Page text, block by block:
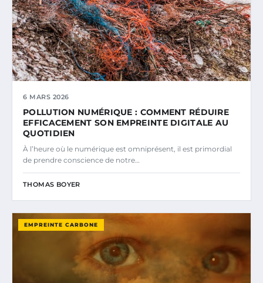
6 MARS 2026
POLLUTION NUMÉRIQUE : COMMENT RÉDUIRE
EFFICACEMENT SON EMPREINTE DIGITALE AU
QUOTIDIEN
À l’heure où le numérique est omniprésent, il est primordial
de prendre conscience de notre…
THOMAS BOYER
EMPREINTE CARBONE